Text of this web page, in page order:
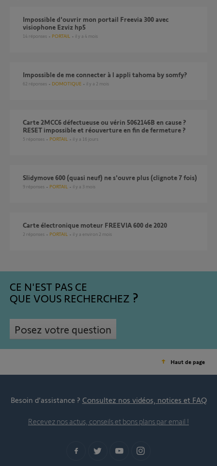
Impossible d'ouvrir mon portail Freevia 300 avec
visiophone Ezviz hp5
14 réponses PORTAIL il y a 4 mois
Impossible de me connecter à l appli tahoma by somfy?
62 réponses DOMOTIQUE il y a 2 mois
Carte 2MCC6 défectueuse ou vérin 5062146B en cause ?
RESET impossible et réouverture en fin de fermeture ?
5 réponses PORTAIL il y a 16 jours
Slidymove 600 (quasi neuf) ne s'ouvre plus (clignote 7 fois)
9 réponses PORTAIL il y a 3 mois
Carte électronique moteur FREEVIA 600 de 2020
2 réponses PORTAIL il y a environ 2 mois
CE N'EST PAS CE
QUE VOUS RECHERCHEZ
Posez votre question
Haut de page
Besoin d’assistance ? Consultez nos vidéos, notices et FAQ
Recevez nos actus, conseils et bons plans par email !